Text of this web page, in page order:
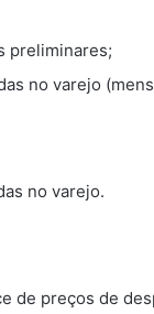
preliminares;
no varejo
no varejo.
de preços de